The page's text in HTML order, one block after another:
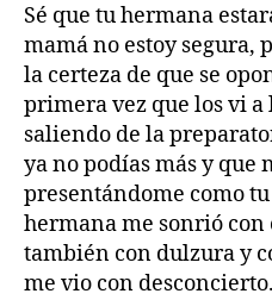
Sé que tu hermana
mamá no estoy segura,
la certeza de que se
primera vez que los vi a
saliendo de la
ya no podías más y que
presentándome como
hermana me sonrió
también con dulzura y
me vio con